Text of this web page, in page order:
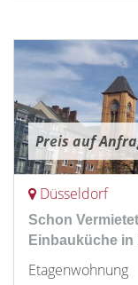
Preis auf
Düsseldorf
Schon
Einbauküche
Etagenwohnung